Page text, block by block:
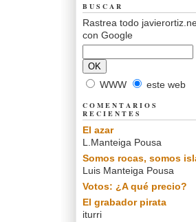
BUSCAR
Rastrea todo
con Google
WWW este web
COMENTARIOS
RECIENTES
El azar
L.Manteiga Pousa
Somos rocas, somos
Luis Manteiga Pousa
Votos: ¿A qué precio?
El grabador pirata
iturri